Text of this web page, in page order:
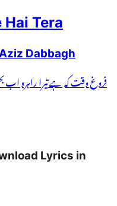
Hai Tera
Dabbagh
فروغ وقت کہ ہے تیرا راہرو
Lyrics in